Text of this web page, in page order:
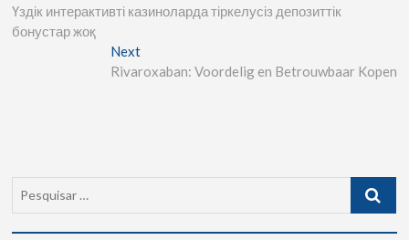
Үздік интерактивті казиноларда тіркелусіз депозиттік
бонустар жоқ
Next
Rivaroxaban: Voordelig en Betrouwbaar Kopen